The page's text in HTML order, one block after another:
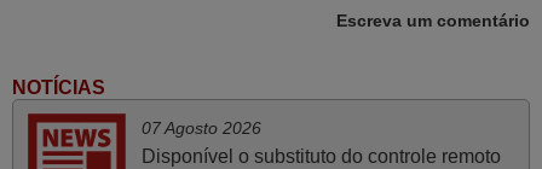
do vosso email supra sobre a minha opinião, quero
deixar aqui o meu testemunho sobre a experiência que
tive com a vossa Empresa durante a minha encomenda
supra: Acolhimento da encomenda, informação ao
Escreva um comentário
NOTÍCIAS
07 Agosto 2026
Disponível o substituto do controle remoto